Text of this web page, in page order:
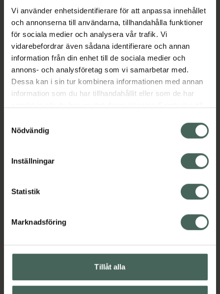
Vi använder enhetsidentifierare för att anpassa innehållet
och annonserna till användarna, tillhandahålla funktioner
för sociala medier och analysera vår trafik. Vi
vidarebefordrar även sådana identifierare och annan
information från din enhet till de sociala medier och
annons- och analysföretag som vi samarbetar med.
Dessa kan i sin tur kombinera informationen med annan
information som du har tillhandahållit eller som de har
återkalla ditt samtycke via webbplatsens
cookieinställningar. Ett återkallat samtycke påverkar inte
lagligheten av behandling som skett innan återkallelsen.
Nödvändig
Inställningar
Statistik
Marknadsföring
Tillåt alla
EAN:07350083122605
Kategorier:
Amning och matningBarn och föräldrar
Nappflaskor och dinappar
Äta och dricka själv
Omdömen Visa
Upptäck flera produkter inom
Amning och matning
Nappflaskor och dinappar